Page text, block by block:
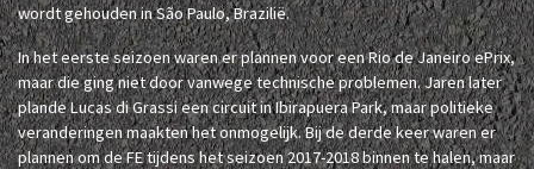
wordt gehouden in São Paulo, Brazilië.
In het eerste seizoen waren er plannen voor een Rio de Janeiro ePrix,
maar die ging niet door vanwege technische problemen. Jaren later
plande Lucas di Grassi een circuit in Ibirapuera Park, maar politieke
veranderingen maakten het onmogelijk. Bij de derde keer waren er
plannen om de FE tijdens het seizoen 2017-2018 binnen te halen, maar